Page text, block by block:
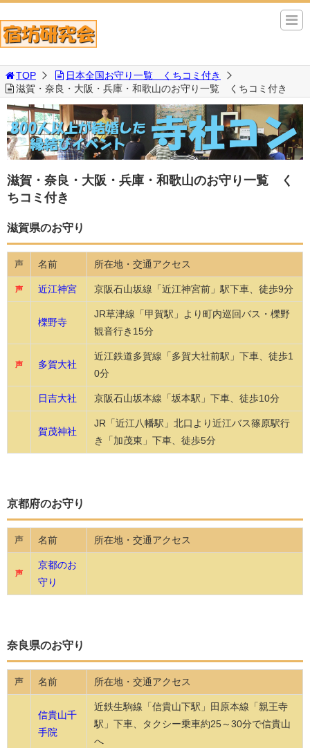
TOP
日本全国お守り一覧 くちコミ付き
滋賀・奈良・大阪・兵庫・和歌山のお守り一覧 くちコミ付き
滋賀・奈良・大阪・兵庫・和歌山のお守り一覧 く
ちコミ付き
滋賀県のお守り
声 名前 所在地・交通アクセス
声 近江神宮 京阪石山坂線「近江神宮前」駅下車、徒歩9分
櫟野寺
JR草津線「甲賀駅」より町内巡回バス・櫟野
観音行き15分
声 多賀大社
近江鉄道多賀線「多賀大社前駅」下車、徒歩1
0分
日吉大社 京阪石山坂本線「坂本駅」下車、徒歩10分
賀茂神社
JR「近江八幡駅」北口より近江バス篠原駅行
き「加茂東」下車、徒歩5分
京都府のお守り
声 名前 所在地・交通アクセス
声
京都のお
守り
奈良県のお守り
声 名前 所在地・交通アクセス
信貴山千
手院
近鉄生駒線「信貴山下駅」田原本線「親王寺
駅」下車、タクシー乗車約25～30分で信貴山
へ